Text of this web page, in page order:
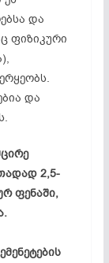
და
ფიზიკური
და
2,5-
ფენაში,